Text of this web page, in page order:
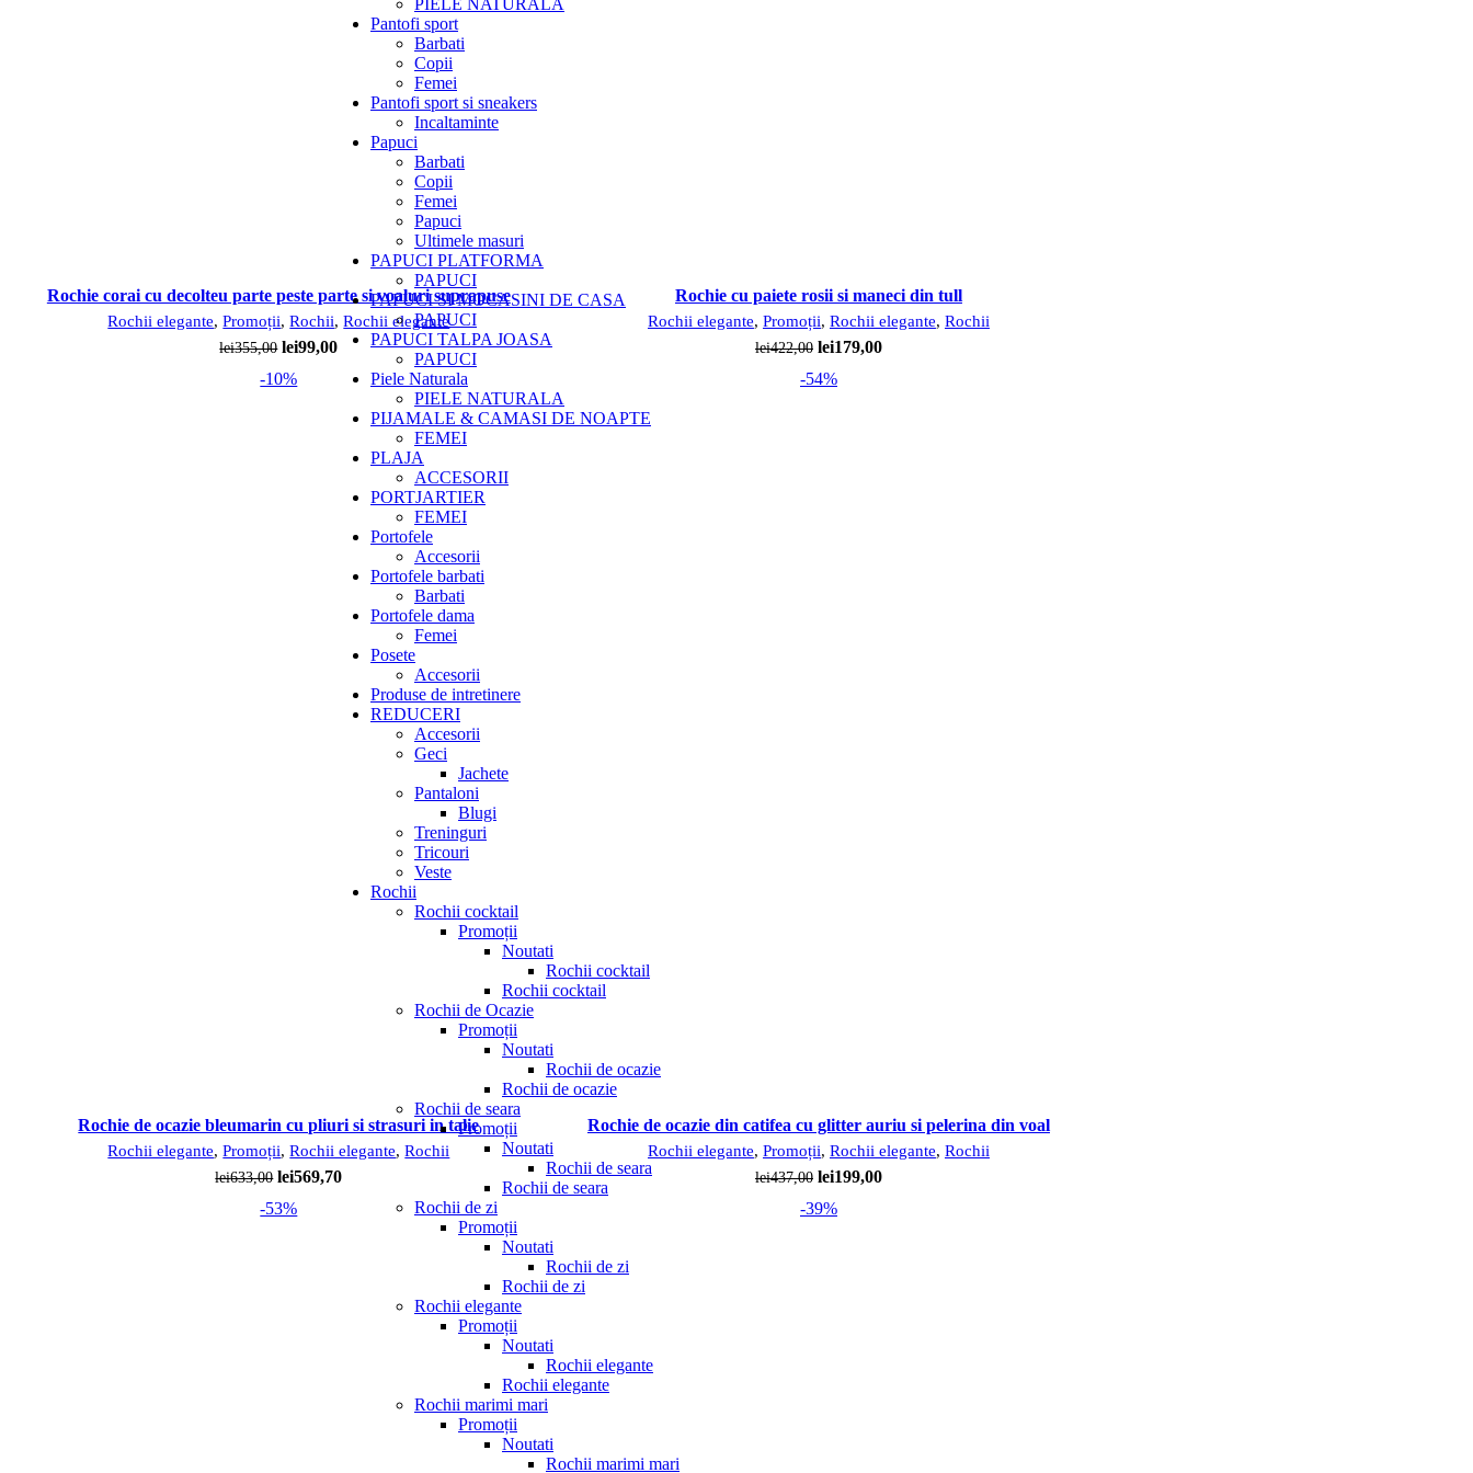
Pantofi sport
Barbati
Copii
Femei
Pantofi sport si sneakers
Incaltaminte
Papuci
Barbati
Copii
Femei
Papuci
Ultimele masuri
PAPUCI PLATFORMA
PAPUCI
PAPUCI SI MOCASINI DE CASA
PAPUCI
PAPUCI TALPA JOASA
PAPUCI
Piele Naturala
PIELE NATURALA
PIJAMALE & CAMASI DE NOAPTE
FEMEI
PLAJA
ACCESORII
PORTJARTIER
FEMEI
Portofele
Accesorii
Portofele barbati
Barbati
Portofele dama
Femei
Posete
Accesorii
Produse de intretinere
REDUCERI
Accesorii
Geci
Jachete
Pantaloni
Blugi
Treninguri
Tricouri
Veste
Rochii
Rochii cocktail
Promoții
Noutati
Rochii cocktail
Rochii cocktail
Rochii de Ocazie
Promoții
Noutati
Rochii de ocazie
Rochii de ocazie
Rochii de seara
Promoții
Noutati
Rochii de seara
Rochii de seara
Rochii de zi
Promoții
Noutati
Rochii de zi
Rochii de zi
Rochii elegante
Promoții
Noutati
Rochii elegante
Rochii elegante
Rochii marimi mari
Promoții
Noutati
Rochii marimi mari
Compare
Rochie corai cu decolteu parte peste parte si voaluri suprapuse
Rochii elegante,Promoții,Rochii,Rochii elegante
lei355,00 Prețul
a
lei99,00Prețul
lei99,00.
Rochie cu paiete rosii si maneci din tull
Rochii elegante, Promoții, Rochii elegante, Rochii
lei422,00 Prețul
a
lei179,00Prețul
-10%
Compare
Rochie de ocazie bleumarin cu pliuri si strasuri in talie
Rochii elegante,Promoții,Rochii elegante,Rochii
lei633,00 Prețul
a
lei569,70Prețul
-54%
Compare
Rochie de ocazie din catifea cu glitter auriu si pelerina din voal
Rochii elegante, Promoții, Rochii elegante, Rochii
lei437,00 Prețul
a
lei199,00Prețul
-53% -39%